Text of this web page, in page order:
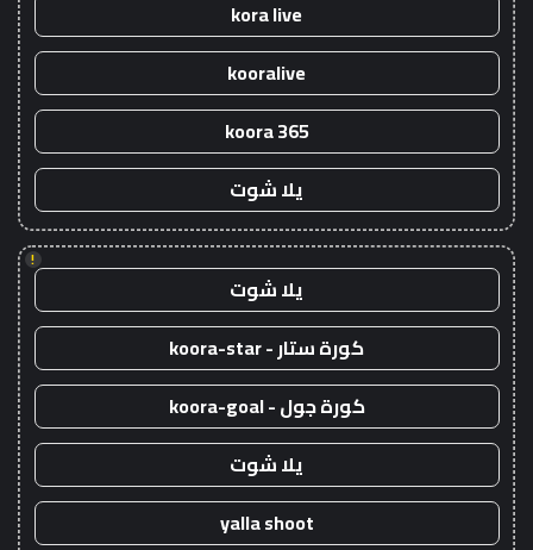
kora live
kooralive
koora 365
يلا شوت
!
يلا شوت
كورة ستار - koora-star
كورة جول - koora-goal
يلا شوت
yalla shoot